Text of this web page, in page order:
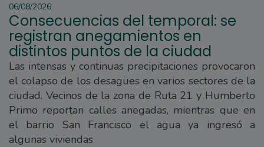
06/08/2026
Consecuencias del temporal: se
registran anegamientos en
distintos puntos de la ciudad
Las intensas y continuas precipitaciones provocaron
el colapso de los desagües en varios sectores de la
ciudad. Vecinos de la zona de Ruta 21 y Humberto
Primo reportan calles anegadas, mientras que en
el barrio San Francisco el agua ya ingresó a
algunas viviendas.